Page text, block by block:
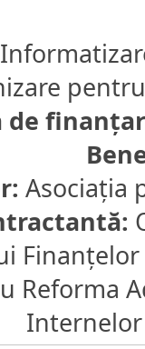
de
Asociaţia
Reforma